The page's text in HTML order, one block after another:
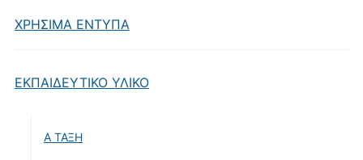
ΧΡΗΣΙΜΑ ΕΝΤΥΠΑ
ΕΚΠΑΙΔΕΥΤΙΚΟ ΥΛΙΚΟ
Α ΤΑΞΗ